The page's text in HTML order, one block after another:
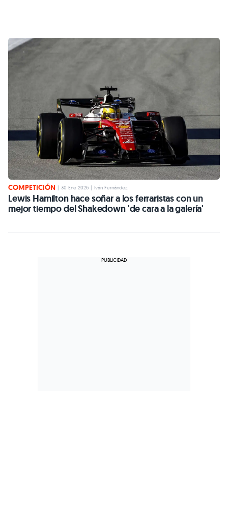
COMPETICIÓN | 30 Ene 2026 | Iván Fernández
Lewis Hamilton hace soñar a los ferraristas con un
mejor tiempo del Shakedown 'de cara a la galería'